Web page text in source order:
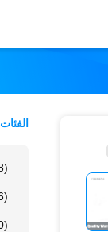
الفئات
(308)
(266)
(110)